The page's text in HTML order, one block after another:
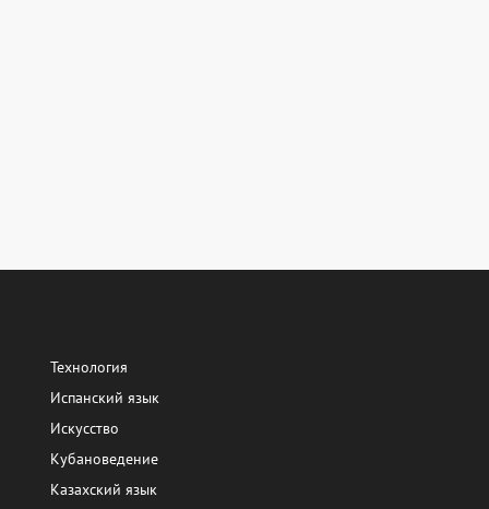
Технология
Испанский язык
Искусство
Кубановедение
Казахский язык